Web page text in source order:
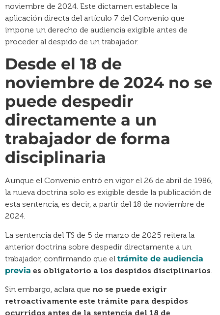
noviembre de 2024. Este dictamen establece la
aplicación directa del artículo 7 del Convenio que
impone un derecho de audiencia exigible antes de
proceder al despido de un trabajador.
Desde el 18 de
noviembre de 2024 no se
puede despedir
directamente a un
trabajador de forma
disciplinaria
Aunque el Convenio entró en vigor el 26 de abril de 1986,
la nueva doctrina solo es exigible desde la publicación de
esta sentencia, es decir, a partir del 18 de noviembre de
2024.
La sentencia del TS de 5 de marzo de 2025 reitera la
anterior doctrina sobre despedir directamente a un
trabajador, confirmando que el trámite de audiencia
previa es obligatorio a los despidos disciplinarios
Sin embargo, aclara que no se puede exigir
retroactivamente este trámite para despidos
ocurridos antes de la sentencia del 18 de